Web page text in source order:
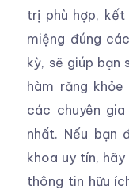
trị phù hợp,
miệng đúng
kỳ, sẽ giúp bạn
hàm răng
các chuyên
nhất. Nếu bạn
khoa uy tín,
thông tin hữu